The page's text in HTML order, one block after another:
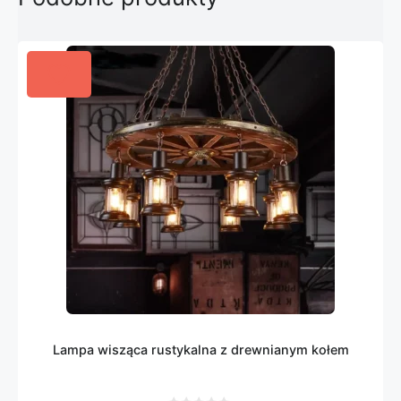
Lampa wisząca rustykalna z drewnianym kołem